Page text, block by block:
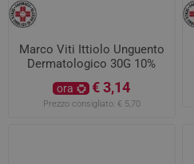
Marco Viti Ittiolo Unguento
Dermatologico 30G 10%
ora € 3,14
Prezzo consigliato: € 5,70